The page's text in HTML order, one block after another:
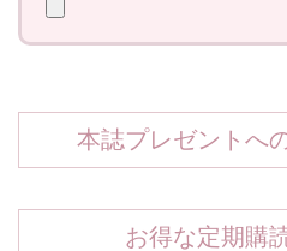
本誌プレゼントへ
お得な定期購